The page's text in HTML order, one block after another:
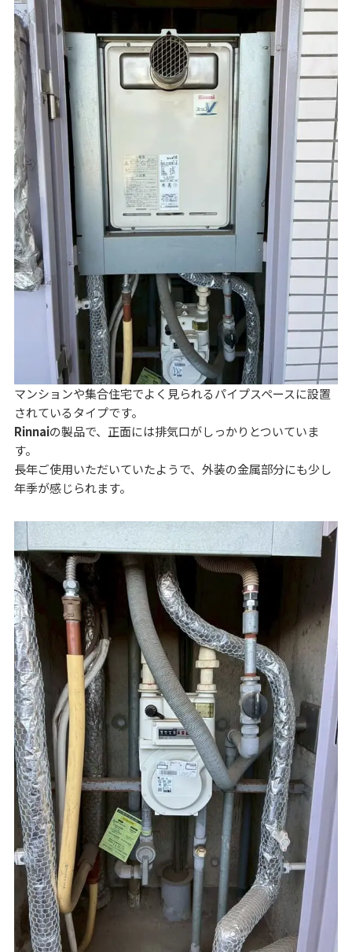
マンションや集合住宅でよく見られるパイプスペースに設置
されているタイプです。
Rinnaiの製品で、正面には排気口がしっかりとついていま
す。
長年ご使用いただいていたようで、外装の金属部分にも少し
年季が感じられます。